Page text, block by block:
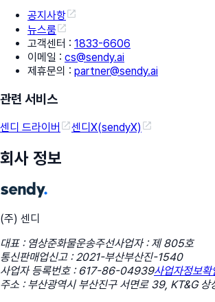
공지사항
뉴스룸
고객센터 : 1833-6606
이메일 : cs@sendy.ai
제휴문의 : partner@sendy.ai
관련 서비스
센디 드라이버 센디X(sendyX)
회사 정보
(주) 센디
대표 : 염상준화물운송주선사업자 : 제 805호
통신판매업신고 : 2021-부산부산진-1540
사업자 등록번호 : 617-86-04939사업자정보확
주소 : 부산광역시 부산진구 서면로 39, KT&G